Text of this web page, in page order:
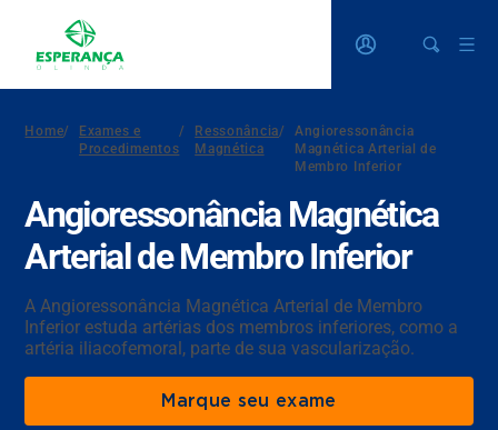
Home/
Exames e
Procedimentos
/
Ressonância
Magnética
/
Angioressonância
Magnética Arterial de
Membro Inferior
Angioressonância Magnética
Arterial de Membro Inferior
A Angioressonância Magnética Arterial de Membro
Inferior estuda artérias dos membros inferiores, como a
artéria iliacofemoral, parte de sua vascularização.
Marque seu exame